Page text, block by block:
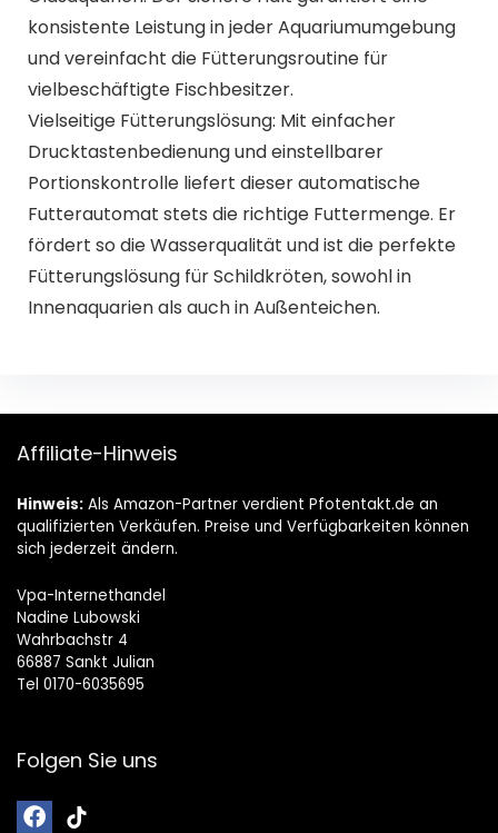
vielbeschäftigte Fischbesitzer.
Vielseitige Fütterungslösung: Mit einfacher
Drucktastenbedienung und einstellbarer
Portionskontrolle liefert dieser automatische
Futterautomat stets die richtige Futtermenge. Er
fördert so die Wasserqualität und ist die perfekte
Fütterungslösung für Schildkröten, sowohl in
Innenaquarien als auch in Außenteichen.
qualifizierten Verkäufen. Preise und Verfügbarkeiten können
Vpa-Internethandel
Nadine Lubowski
66887 Sankt Julian
Tel 0170-6035695
Folgen Sie uns
Direktlinks